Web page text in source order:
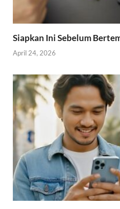
Siapkan Ini Sebelum
April 24, 2026